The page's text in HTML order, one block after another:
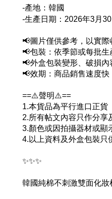
-產地：韓國
-生產日期 ： 2026年3月30
📢圖片僅供參考，以實際
📢包裝：依季節或每批生
📢外盒包裝變形、破損
📢效期：商品銷售速度
==⚠️聲明⚠️==
1.本貨品為平行進口正貨
2.所有帖文內容只作分享
3.顏色或因拍攝器材或顯
4.以上資料及外盒包裝只
✨✨✨
韓國純棉不刺激雙面化妝